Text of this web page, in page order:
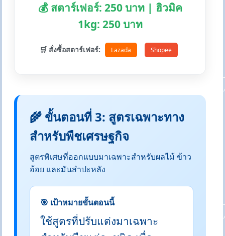
💰 สตาร์เฟอร์: 250 บาท | ฮิวมิค
1kg: 250 บาท
🛒 สั่งซื้อสตาร์เฟอร์: Lazada Shopee
🌾 ขั้นตอนที่ 3: สูตรเฉพาะทาง
สำหรับพืชเศรษฐกิจ
สูตรพิเศษที่ออกแบบมาเฉพาะสำหรับผลไม้ ข้าว
อ้อย และมันสำปะหลัง
🎯 เป้าหมายขั้นตอนนี้
ใช้สูตรที่ปรับแต่งมาเฉพาะ